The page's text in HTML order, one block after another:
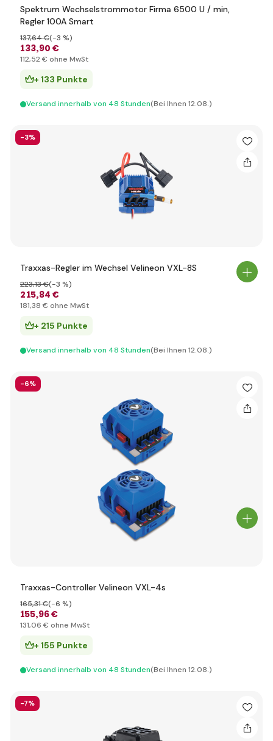
Spektrum Wechselstrommotor Firma 6500 U / min,
Regler 100A Smart
133,90 €
137,64 €(-3 %)
112,52 € ohne MwSt
+ 133 Punkte
Versand innerhalb von 48 Stunden(Bei Ihnen 12.08.)
-3%
Traxxas-Regler im Wechsel Velineon VXL-8S
215,84 €
223,13 €(-3 %)
181,38 € ohne MwSt
+ 215 Punkte
Versand innerhalb von 48 Stunden(Bei Ihnen 12.08.)
-6%
Traxxas-Controller Velineon VXL-4s
155,96 €
165,31 €(-6 %)
131,06 € ohne MwSt
+ 155 Punkte
Versand innerhalb von 48 Stunden(Bei Ihnen 12.08.)
-7%